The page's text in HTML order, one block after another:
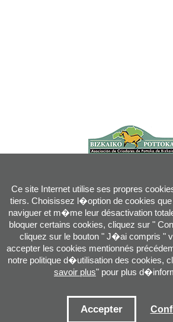
info@pottoka.info
Conditions d'Utilisation-Politique de Privacité
Ce site Internet utilise ses propres
tiers. Choisissez l�option de cookies
naviguer et m�me leur désactivation
bloquer certains cookies, cliquez sur "
cliquez sur le bouton " J�ai compris "
accepter les cookies mentionnés
notre politique d�utilisation des cookies,
savoir plus" pour plus
Accepter